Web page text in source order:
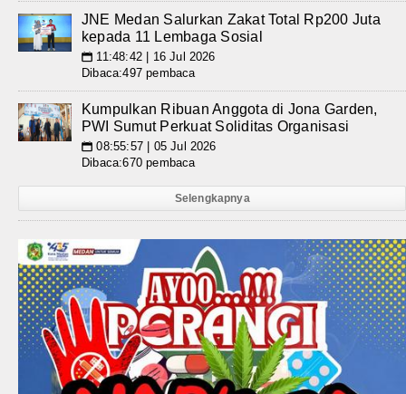
JNE Medan Salurkan Zakat Total Rp200 Juta
kepada 11 Lembaga Sosial
📅 11:48:42 | 16 Jul 2026
Dibaca:497 pembaca
Kumpulkan Ribuan Anggota di Jona Garden,
PWI Sumut Perkuat Soliditas Organisasi
📅 08:55:57 | 05 Jul 2026
Dibaca:670 pembaca
Selengkapnya